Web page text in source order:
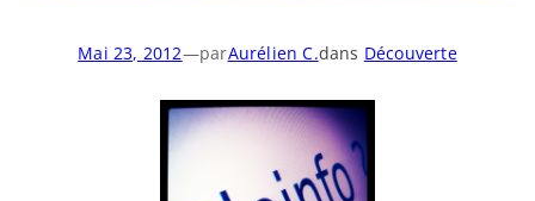
Mai 23, 2012—parAurélien C.dans Découverte